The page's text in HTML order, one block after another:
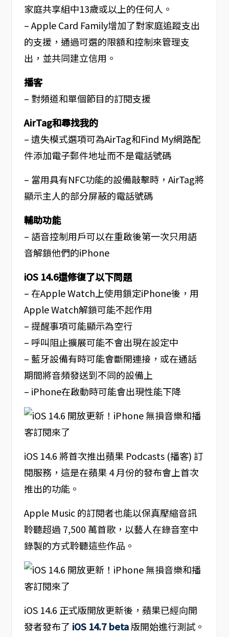
家庭共享組中13歲或以上的任何人。
– Apple Card Family增加了對家庭追蹤支出
的支援，通過可選的限額和控制來管理支
出，並共同建立信用。
播客
– 對頻道和單個節目的訂閱支援
AirTag和尋找我的
– 遺失模式選項可為AirTag和Find My網路配
件添加電子郵件地址而不是電話號碼
– 當用具有NFC功能的設備敲擊時，AirTag將
顯示主人的部分屏蔽的電話號碼
輔助功能
– 語音控制用戶可以在重啟後第一次只用語
音解鎖他們的iPhone
iOS 14.6還修復了以下問題
– 在Apple Watch上使用鎖定iPhone後，用
Apple Watch解鎖可能不起作用
– 提醒事項可能顯示為空行
– 呼叫阻止擴展可能不會出現在設定中
– 藍牙設備有時可能會斷開連接，或在通話
期間將音頻發送到不同的設備上
– iPhone在啟動時可能會出現性能下降
iOS 14.6 將首次推出蘋果 Podcasts (播客) 訂
閱服務，這是在蘋果 4 月份的發布會上首次
推出的功能。
Apple Music 的訂閱者也能以保真壓縮音訊
聆聽超過 7,500 萬首歌，以藝人在錄音室中
錄製的方式聆聽這些作品。
iOS 14.6 正式版開放更新後，蘋果已經向開
發者發布了 iOS 14.7 beta版開始進行測試。